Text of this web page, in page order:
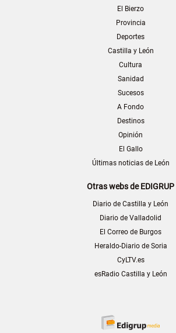
El Bierzo
Provincia
Deportes
Castilla y León
Cultura
Sanidad
Sucesos
A Fondo
Destinos
Opinión
El Gallo
Últimas noticias de León
Otras webs de EDIGRUP
Diario de Castilla y León
Diario de Valladolid
El Correo de Burgos
Heraldo-Diario de Soria
CyLTV.es
esRadio Castilla y León